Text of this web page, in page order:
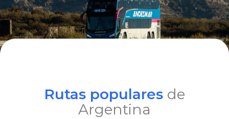
Rutas populares de
Argentina